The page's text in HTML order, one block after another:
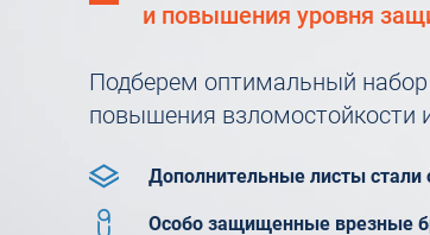
и повышения уровня
Подберем оптимальный
повышения взломостойкости
Дополнительные листы стали
Особо защищенные врезные